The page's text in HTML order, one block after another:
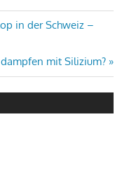
in der Schweiz –
mit Silizium?